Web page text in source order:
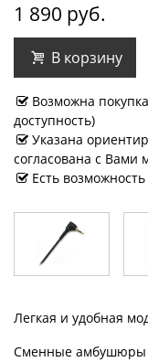
1 890 руб.
В корзину
Возможна
доступность)
Указана
согласована с Вами
Есть
Легкая и удобная
Сменные амбушюры